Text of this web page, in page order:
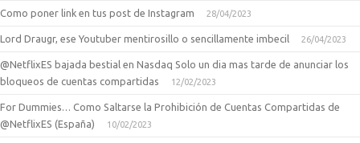
Como poner link en tus post de Instagram 28/04/2023
Lord Draugr, ese Youtuber mentirosillo o sencillamente imbecil 26/04/2023
@NetflixES bajada bestial en Nasdaq Solo un dia mas tarde de anunciar los
bloqueos de cuentas compartidas
12/02/2023
For Dummies… Como Saltarse la Prohibición de Cuentas Compartidas de
@NetflixES (España)
10/02/2023